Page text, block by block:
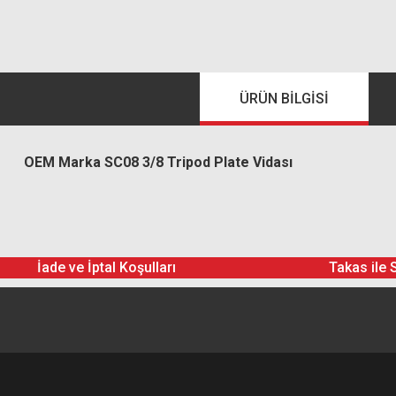
ÜRÜN BILGISI
OEM Marka SC08 3/8 Tripod Plate Vidası
İade ve İptal Koşulları Takas ile